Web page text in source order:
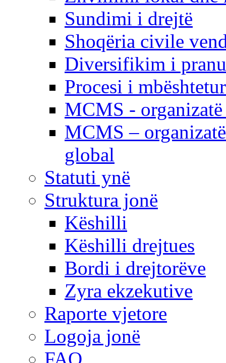
Sundimi i drejtë
Shoqëria civile
Diversifikim i
Procesi i
MCMS -
MCMS –
global
Statuti ynë
Struktura jonë
Këshilli
Këshilli drejtues
Bordi i drejtorëve
Zyra ekzekutive
Raporte vjetore
Logoja jonë
FAQ